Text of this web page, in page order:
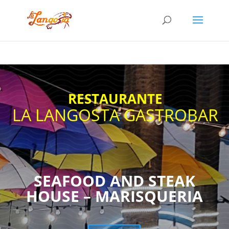
verification=bRHrQ1xZ4K3LJJH9nRkEGUK6sUNxEYY81PntP5eXlQo
RESTAURANTE
LA LANGOSTA GASTROBAR
SEAFOOD AND STEAK
HOUSE – MARISQUERIA